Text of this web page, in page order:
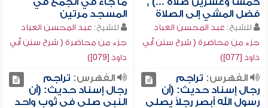
فضل المشي إلى الصلاة
للشيخ: عبد المحسن العباد
جزء من محاضرة ( شرح سنن أبي
داود [077])
المسجد مرتين
للشيخ: عبد المحسن العباد
جزء من محاضرة ( شرح سنن أبي
داود [079])
الفهرس: تراجم
رجال إسناد حديث: (أن
رسول الله أبصر رجلاً يصلي
الفهرس: تراجم
رجال إسناد حديث: (أن
النبي صلى في ثوب واحد